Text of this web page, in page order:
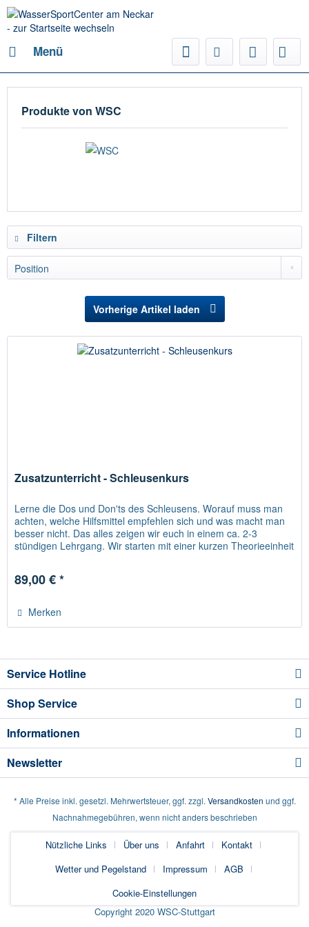
Menü
Produkte von WSC
Filtern
Vorherige Artikel laden
Zusatzunterricht - Schleusenkurs
Lerne die Dos und Don'ts des Schleusens. Worauf muss man
achten, welche Hilfsmittel empfehlen sich und was macht man
besser nicht. Das alles zeigen wir euch in einem ca. 2-3
stündigen Lehrgang. Wir starten mit einer kurzen Theorieeinheit
Teilnehmerzahl ist auf 4...
89,00 € *
Merken
Service Hotline
Shop Service
Informationen
Newsletter
* Alle Preise inkl. gesetzl. Mehrwertsteuer, ggf. zzgl. Versandkosten und ggf.
Nachnahmegebühren, wenn nicht anders beschrieben
Nützliche Links Über uns Anfahrt
Kontakt
Wetter und Pegelstand
Impressum
AGB
Cookie-Einstellungen
Copyright 2020 WSC-Stuttgart